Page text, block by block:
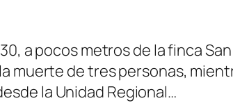
a pocos metros de la finca
muerte de tres personas,
la Unidad Regional…